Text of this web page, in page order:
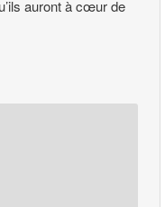
auront à cœur de